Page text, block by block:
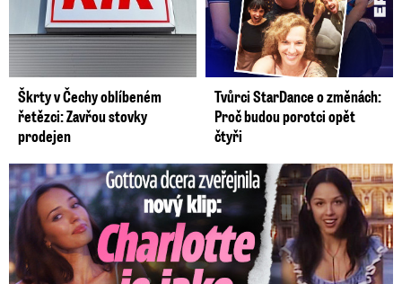
Škrty v Čechy oblíbeném
řetězci: Zavřou stovky
prodejen
Tvůrci StarDance o změnách:
Proč budou porotci opět
čtyři
Gottova dcera zveřejnila nový klip: Je jako Olivie Rodrigo!